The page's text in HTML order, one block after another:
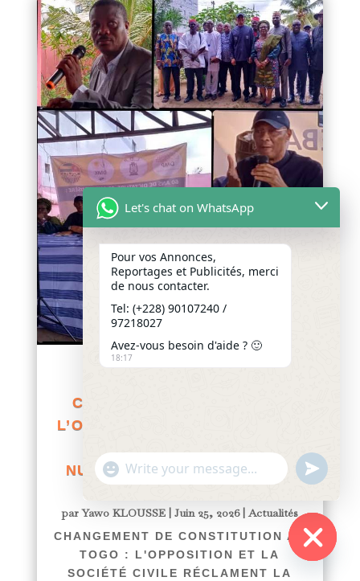
CONSTITUTION AU TOGO :
L’OPPOSITION ET LA SOCIÉTÉ
NULLITÉ DES ACTES POSÉS
parYawo KLOUSSE |Juin 25, 2026|Actualités
CHANGEMENT DE CONSTITUTION AU
TOGO : L'OPPOSITION ET LA
SOCIÉTÉ CIVILE RÉCLAMENT LA
Let's chat on WhatsApp
Pour vos Annonces,
Reportages et Publicités, merci
de nous contacter.
Tel: (+228) 90107240 /
97218027
Avez-vous besoin d'aide ? 🙂
18:17
"+chaty_settings.lang.emoji_picker+"
WhatsApp
undefined